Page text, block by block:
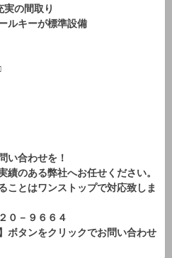
実の間取り
ルキーが標準設備
い合わせを！
績のある弊社へお任せください。
ことはワンストップで対応致しま
０－９６６４
ボタンをクリックでお問い合わせ